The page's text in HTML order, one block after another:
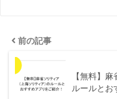
前の記事
【無料】
ルールとお